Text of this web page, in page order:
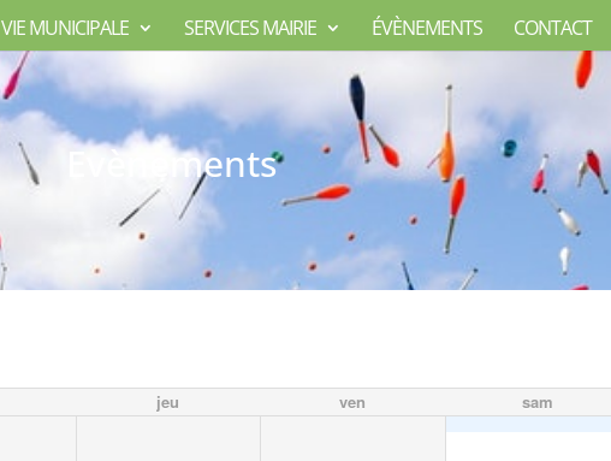
VIE MUNICIPALE SERVICES MAIRIE ÉVÈNEMENTS CONTACT
Evènements
jeu ven sam